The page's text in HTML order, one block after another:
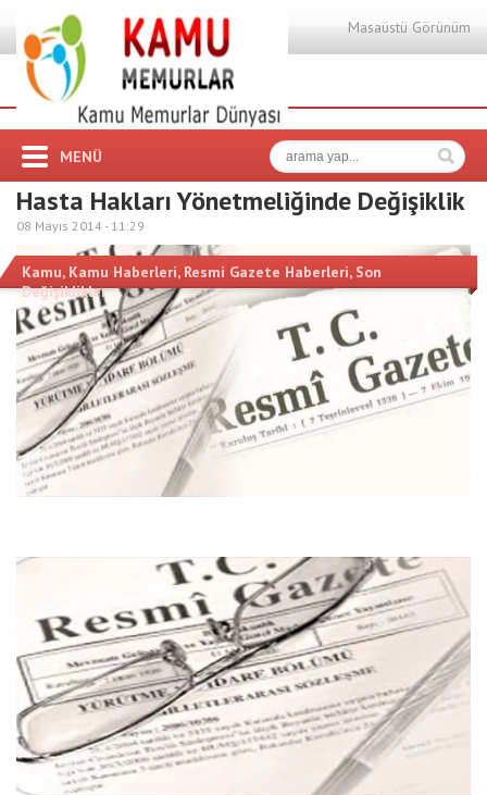
Masaüstü Görünüm
MENÜ
Hasta Hakları Yönetmeliğinde Değişiklik
08 Mayıs 2014 - 11:29
Kamu, Kamu Haberleri, Resmi Gazete Haberleri, Son
Değişiklikler